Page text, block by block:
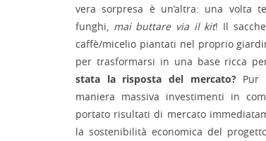
vera sorpresa è un’altra: una volta
funghi, mai buttare via il kit! Il
caffè/micelio piantati nel proprio
per trasformarsi in una base ricca
stata la risposta del mercato?Pur
maniera massiva investimenti in
portato risultati di mercato
la sostenibilità economica del